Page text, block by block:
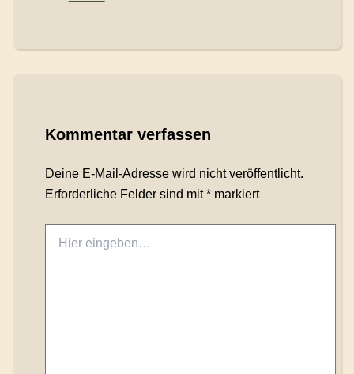
Kommentar verfassen
Deine E-Mail-Adresse wird nicht veröffentlicht.
Erforderliche Felder sind mit*markiert
eingeben…